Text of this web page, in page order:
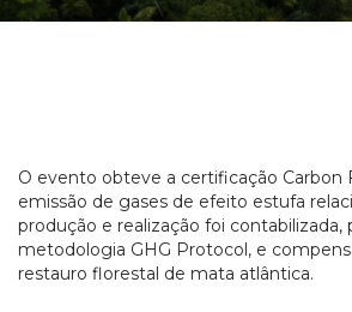
O evento obteve a certificação Carbon
emissão de gases de efeito estufa
produção e realização foi contabilizada,
metodologia GHG Protocol, e
restauro florestal de mata atlântica.